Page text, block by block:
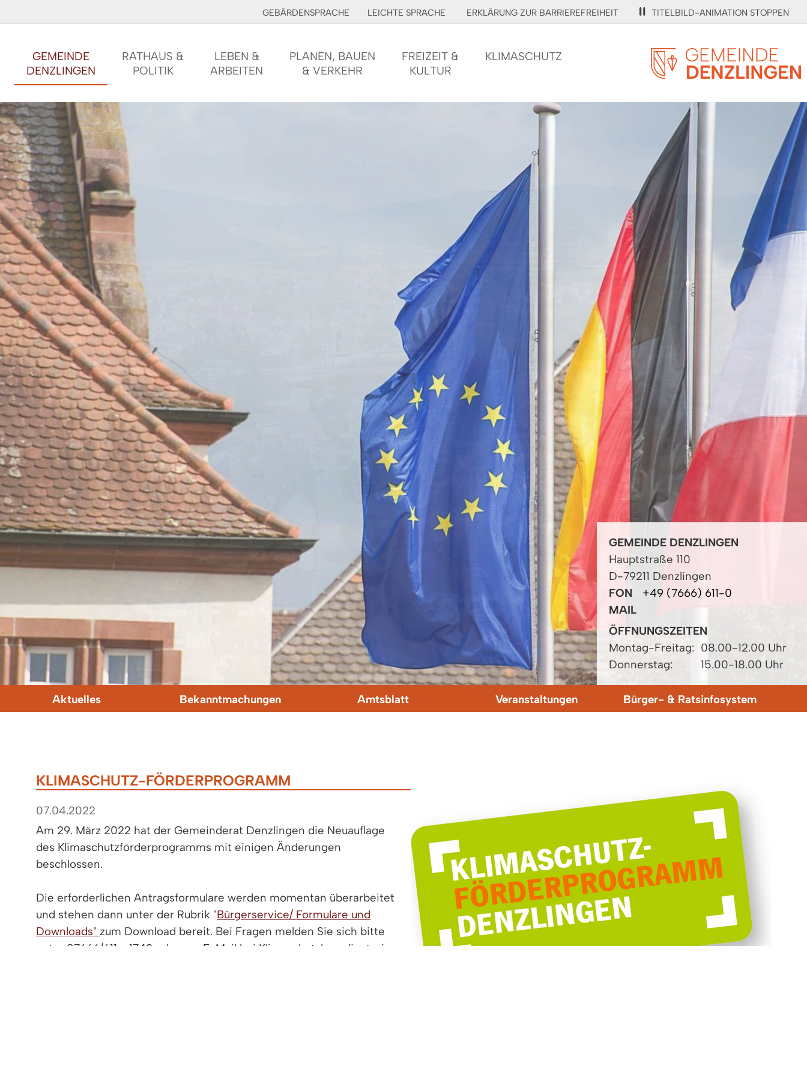
GEBÄRDENSPRACHE LEICHTE SPRACHE ERKLÄRUNG ZUR BARRIEREFREIHEIT TITELBILD-ANIMATION STOPPEN
GEMEINDE
DENZLINGEN
RATHAUS &
POLITIK
LEBEN &
ARBEITEN
PLANEN, BAUEN
& VERKEHR
FREIZEIT &
KULTUR
KLIMASCHUTZ
GEMEINDE DENZLINGEN
Hauptstraße 110
D-79211 Denzlingen
FON
+49 (7666) 611-0
MAIL
ÖFFNUNGSZEITEN
Montag-Freitag: 08.00-12.00 Uhr
Donnerstag:
15.00-18.00 Uhr
Aktuelles Bekanntmachungen Amtsblatt Veranstaltungen Bürger- & Ratsinfosystem
KLIMASCHUTZ-FÖRDERPROGRAMM
07.04.2022
Am 29. März 2022 hat der Gemeinderat Denzlingen die Neuauflage
des Klimaschutzförderprogramms mit einigen Änderungen
beschlossen.
Die erforderlichen Antragsformulare werden momentan überarbeitet
und stehen dann unter der Rubrik "Bürgerservice/ Formulare und
Downloads" zum Download bereit. Bei Fragen melden Sie sich bitte
unter 07666/611 - 1742 oder per E-Mail bei Klimaschutzkoordinatorin